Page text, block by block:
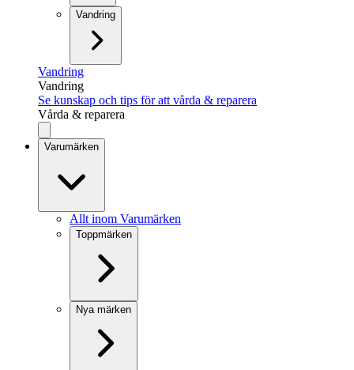
Vandring
Vandring
Vandring
Se kunskap och tips för att vårda & reparera
Vårda & reparera
Varumärken
Allt inom Varumärken
Toppmärken
Nya märken